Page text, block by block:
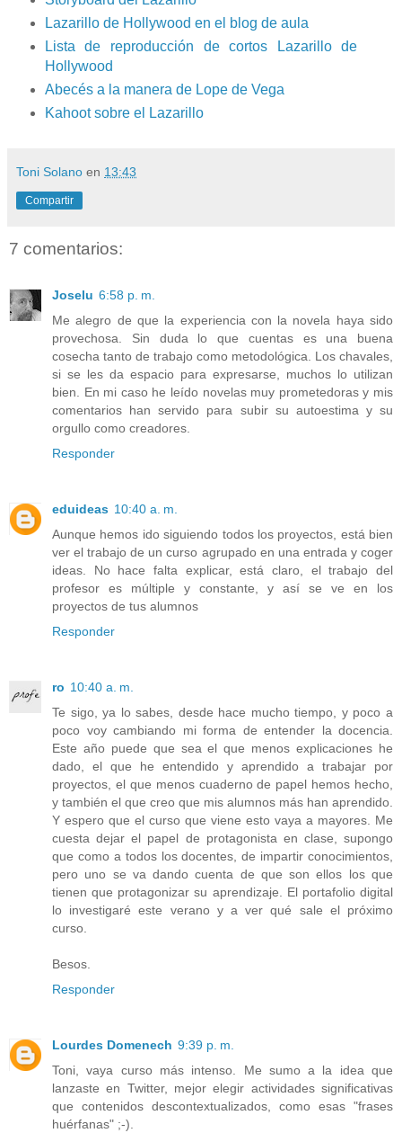
Lazarillo de Hollywood en el blog de aula
Lista de reproducción de cortos Lazarillo de
Hollywood
Abecés a la manera de Lope de Vega
Kahoot sobre el Lazarillo
Toni Solano en 13:43
Compartir
7 comentarios:
Joselu 6:58 p. m.
Me alegro de que la experiencia con la novela haya sido
provechosa. Sin duda lo que cuentas es una buena
cosecha tanto de trabajo como metodológica. Los chavales,
si se les da espacio para expresarse, muchos lo utilizan
bien. En mi caso he leído novelas muy prometedoras y mis
comentarios han servido para subir su autoestima y su
orgullo como creadores.
Responder
eduideas 10:40 a. m.
Aunque hemos ido siguiendo todos los proyectos, está bien
ver el trabajo de un curso agrupado en una entrada y coger
ideas. No hace falta explicar, está claro, el trabajo del
profesor es múltiple y constante, y así se ve en los
proyectos de tus alumnos
Responder
ro 10:40 a. m.
Te sigo, ya lo sabes, desde hace mucho tiempo, y poco a
poco voy cambiando mi forma de entender la docencia.
Este año puede que sea el que menos explicaciones he
dado, el que he entendido y aprendido a trabajar por
proyectos, el que menos cuaderno de papel hemos hecho,
y también el que creo que mis alumnos más han aprendido.
Y espero que el curso que viene esto vaya a mayores. Me
cuesta dejar el papel de protagonista en clase, supongo
que como a todos los docentes, de impartir conocimientos,
pero uno se va dando cuenta de que son ellos los que
tienen que protagonizar su aprendizaje. El portafolio digital
lo investigaré este verano y a ver qué sale el próximo
curso.
Besos.
Responder
Lourdes Domenech 9:39 p. m.
Toni, vaya curso más intenso. Me sumo a la idea que
lanzaste en Twitter, mejor elegir actividades significativas
que contenidos descontextualizados, como esas "frases
huérfanas" ;-).